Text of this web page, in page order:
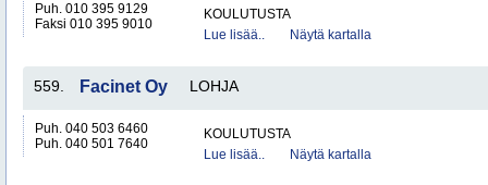
Puh. 010 395 9129
Faksi 010 395 9010
KOULUTUSTA
Lue lisää..
Näytä kartalla
559. Facinet Oy LOHJA
Puh. 040 503 6460
Puh. 040 501 7640
KOULUTUSTA
Lue lisää..
Näytä kartalla